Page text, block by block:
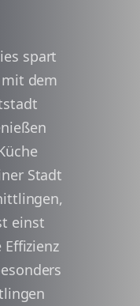
spart
dem
Stadt
einst